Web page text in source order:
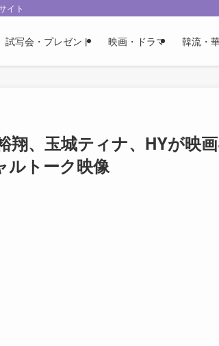
イト
試写会・プレゼント 映画・ドラマ 韓流・
翔、玉城ティナ、HYが映
トーク映像